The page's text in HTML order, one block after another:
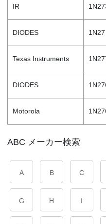
IR
DIODES 1N27
Texas Instruments
DIODES
Motorola
ABC メーカー検索
A B C
G H I